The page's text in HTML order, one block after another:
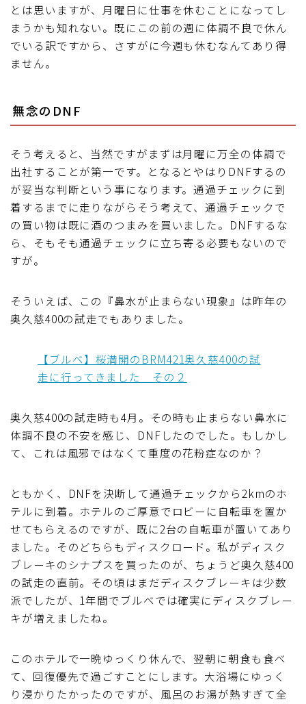
とは思いますが、月曜日に仕事を休むことになってし
まうかも知れない。既にこの前の週に体調不良で休ん
でいる訳ですから、さすがに今週も休むなんてあり得
ません。
無念のDNF
そう考えると、当然ですがまずは月曜に万全の体調で
出社することが第一です。となるとやはりDNFするの
が妥当な判断という事になります。通過チェックに到
着するまでに走りながらそう考えて、通過チェックで
の買い物は既に酒のつまみを買いました。DNFするな
ら、そもそも通過チェックに立ち寄る必要もないので
すが。
そういえば、この『鼻水が止まらない現象』は昨年の
奥久慈400の試走でもありました。
【ブルベ】桜満開のBRM421奥久慈400の試
走に行ってきました その２
奥久慈400の試走時も4月。その時も止まらない鼻水に
体調不良の不安を感じ、DNFしたのでした。もしかし
て、これは風邪ではなくて重度の花粉症なのか？
ともかく、DNFを決断して通過チェックから2kmのホ
テルに到着。ホテルのご厚意でロビーに自転車を置か
せてもらえるのですが、既に2台の自転車が置いてあり
ました。そのどちらもディスクロード。私がディスク
ブレーキのシナプスを買ったのが、ちょうど奥久慈400
の試走の直前。その頃はまだディスクブレーキは少数
派でしたが、1年間でブルベでは確実にディスクブレー
キが増えましたね。
このホテルで一晩ゆっくり休んで、翌朝に朝食も食べ
て、回復優先で過ごすことにします。大浴場にゆっく
り浸かりたかったのですが、風呂のお湯が熱すぎて全